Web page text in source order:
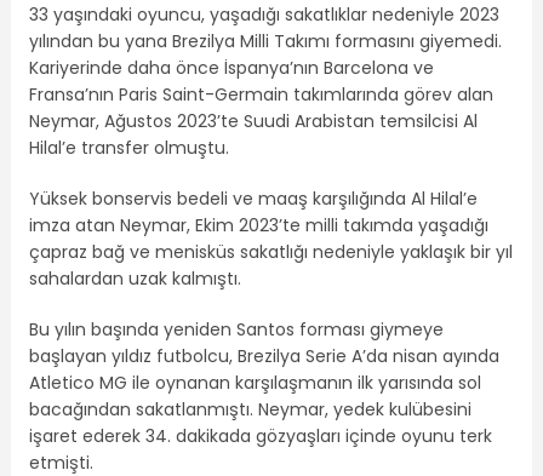
33 yaşındaki oyuncu, yaşadığı sakatlıklar nedeniyle 2023
yılından bu yana Brezilya Milli Takımı formasını giyemedi.
Kariyerinde daha önce İspanya’nın Barcelona ve
Fransa’nın Paris Saint-Germain takımlarında görev alan
Neymar, Ağustos 2023’te Suudi Arabistan temsilcisi Al
Hilal’e transfer olmuştu.
Yüksek bonservis bedeli ve maaş karşılığında Al Hilal’e
imza atan Neymar, Ekim 2023’te milli takımda yaşadığı
çapraz bağ ve menisküs sakatlığı nedeniyle yaklaşık bir yıl
sahalardan uzak kalmıştı.
Bu yılın başında yeniden Santos forması giymeye
başlayan yıldız futbolcu, Brezilya Serie A’da nisan ayında
Atletico MG ile oynanan karşılaşmanın ilk yarısında sol
bacağından sakatlanmıştı. Neymar, yedek kulübesini
işaret ederek 34. dakikada gözyaşları içinde oyunu terk
etmişti.